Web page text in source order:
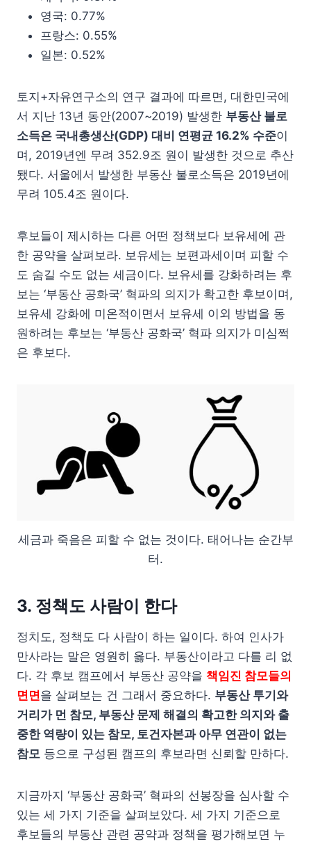
영국: 0.77%
프랑스: 0.55%
일본: 0.52%
토지+자유연구소의 연구 결과에 따르면, 대한민국에
서 지난 13년 동안(2007~2019) 발생한 부동산 불로
소득은 국내총생산(GDP) 대비 연평균 16.2% 수준이
며, 2019년엔 무려 352.9조 원이 발생한 것으로 추산
됐다. 서울에서 발생한 부동산 불로소득은 2019년에
무려 105.4조 원이다.
후보들이 제시하는 다른 어떤 정책보다 보유세에 관
한 공약을 살펴보라. 보유세는 보편과세이며 피할 수
도 숨길 수도 없는 세금이다. 보유세를 강화하려는 후
보는 ‘부동산 공화국’ 혁파의 의지가 확고한 후보이며,
보유세 강화에 미온적이면서 보유세 이외 방법을 동
원하려는 후보는 ‘부동산 공화국’ 혁파 의지가 미심쩍
은 후보다.
세금과 죽음은 피할 수 없는 것이다. 태어나는 순간부
터.
3. 정책도 사람이 한다
정치도, 정책도 다 사람이 하는 일이다. 하여 인사가
만사라는 말은 영원히 옳다. 부동산이라고 다를 리 없
다. 각 후보 캠프에서 부동산 공약을 책임진 참모들의
면면을 살펴보는 건 그래서 중요하다. 부동산 투기와
거리가 먼 참모, 부동산 문제 해결의 확고한 의지와 출
중한 역량이 있는 참모, 토건자본과 아무 연관이 없는
참모 등으로 구성된 캠프의 후보라면 신뢰할 만하다.
지금까지 ‘부동산 공화국’ 혁파의 선봉장을 심사할 수
있는 세 가지 기준을 살펴보았다. 세 가지 기준으로
후보들의 부동산 관련 공약과 정책을 평가해보면 누